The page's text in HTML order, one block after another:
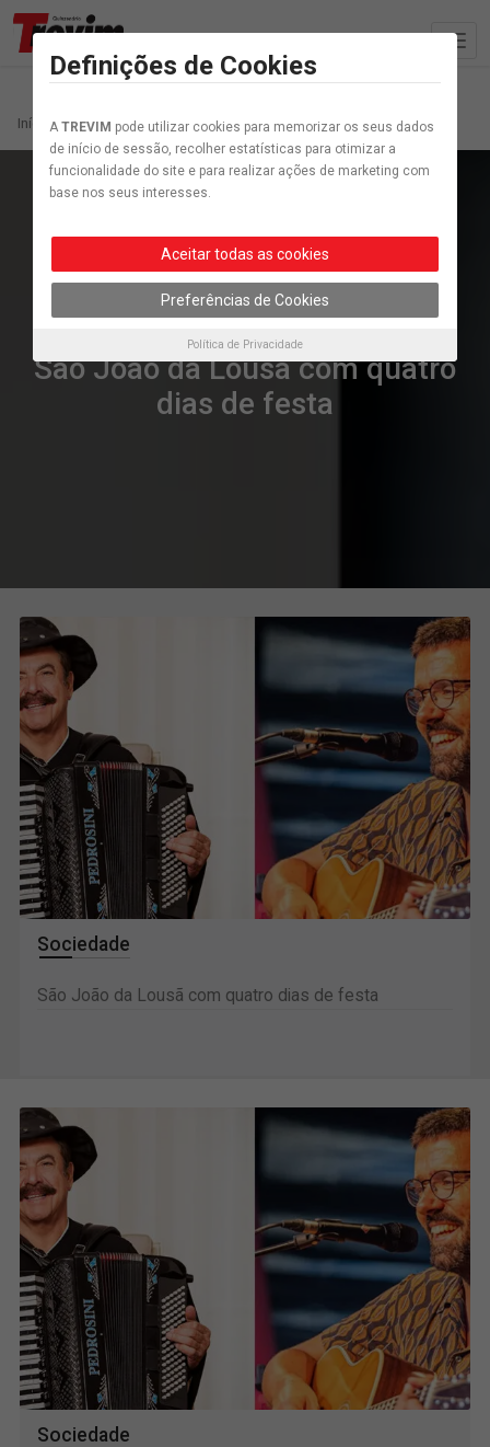
Início Artigo etiquetados “Festas populares”
Sociedade
São João da Lousã com quatro
dias de festa
Sociedade
São João da Lousã com quatro dias de festa
Sociedade
Definições de Cookies
A TREVIM pode utilizar cookies para memorizar os seus dados
de início de sessão, recolher estatísticas para otimizar a
funcionalidade do site e para realizar ações de marketing com
base nos seus interesses.
Aceitar todas as cookies
Preferências de Cookies
Política de Privacidade